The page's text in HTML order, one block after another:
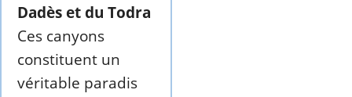
Dadès et du Todra
Ces canyons
constituent un
véritable paradis